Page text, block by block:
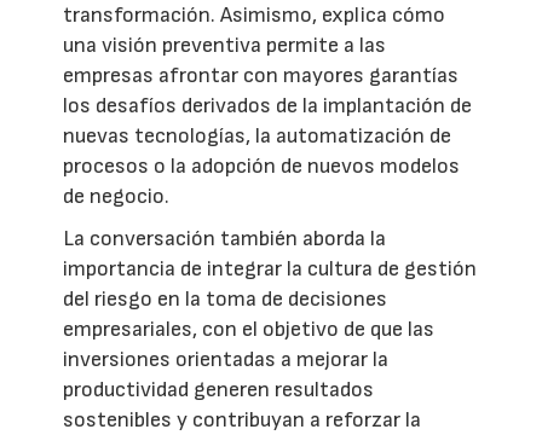
transformación. Asimismo, explica cómo
una visión preventiva permite a las
empresas afrontar con mayores garantías
los desafíos derivados de la implantación de
nuevas tecnologías, la automatización de
procesos o la adopción de nuevos modelos
de negocio.
La conversación también aborda la
importancia de integrar la cultura de gestión
del riesgo en la toma de decisiones
empresariales, con el objetivo de que las
inversiones orientadas a mejorar la
productividad generen resultados
sostenibles y contribuyan a reforzar la